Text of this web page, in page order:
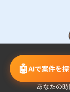
🤖AIで案件を
あなたの